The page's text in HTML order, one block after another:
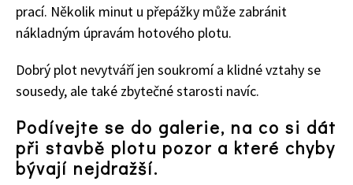
prací. Několik minut u přepážky může zabránit
nákladným úpravám hotového plotu.
Dobrý plot nevytváří jen soukromí a klidné vztahy se
sousedy, ale také zbytečné starosti navíc.
Podívejte se do galerie, na co si dát
při stavbě plotu pozor a které chyby
bývají nejdražší.